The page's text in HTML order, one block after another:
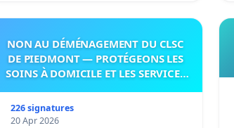
NON AU DÉMÉNAGEMENT DU CLSC
DE PIEDMONT — PROTÉGEONS LES
SOINS À DOMICILE ET LES SERVICES
226 signatures
20 Apr 2026